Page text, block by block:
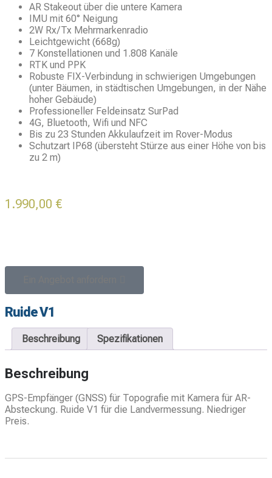
AR Stakeout über die untere Kamera
IMU mit 60° Neigung
2W Rx/Tx Mehrmarkenradio
Leichtgewicht (668g)
7 Konstellationen und 1.808 Kanäle
RTK und PPK
Robuste FIX-Verbindung in schwierigen Umgebungen
(unter Bäumen, in städtischen Umgebungen, in der Nähe
hoher Gebäude)
Professioneller Feldeinsatz SurPad
4G, Bluetooth, Wifi und NFC
Bis zu 23 Stunden Akkulaufzeit im Rover-Modus
Schutzart IP68 (übersteht Stürze aus einer Höhe von bis
zu 2 m)
1.990,00 €
Ruide V1
Beschreibung Spezifikationen
Beschreibung
GPS-Empfänger (GNSS) für Topografie mit Kamera für AR-
Absteckung. Ruide V1 für die Landvermessung. Niedriger
Preis.